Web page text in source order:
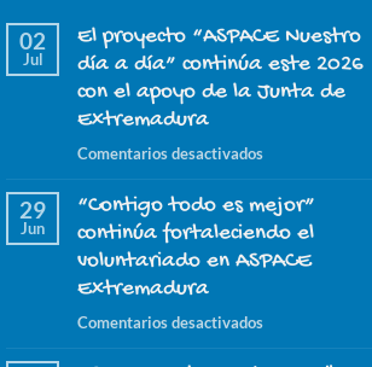
02
Jul
El proyecto “ASPACE Nuestro
día a día” continúa este 2026
con el apoyo de la Junta de
Extremadura
Comentarios desactivadosen
proyecto
“ASPACE
Nuestro
día”
29
Jun
“Contigo todo es mejor”
continúa fortaleciendo el
voluntariado en ASPACE
Extremadura
Comentarios desactivadosen